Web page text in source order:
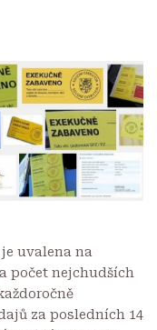
uvalena na
počet nejchudších
za posledních 14